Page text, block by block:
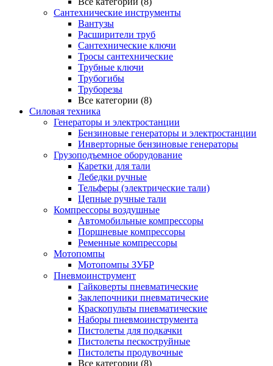
Сантехнические инструменты
Вантузы
Расширители труб
Сантехнические ключи
Тросы сантехнические
Трубные ключи
Трубогибы
Труборезы
Все категории (8)
Силовая техника
Генераторы и электростанции
Бензиновые генераторы и электростанции
Инверторные бензиновые генераторы
Грузоподъемное оборудование
Каретки для тали
Лебедки ручные
Тельферы (электрические тали)
Цепные ручные тали
Компрессоры воздушные
Автомобильные компрессоры
Поршневые компрессоры
Ременные компрессоры
Мотопомпы
Мотопомпы ЗУБР
Пневмоинструмент
Гайковерты пневматические
Заклепочники пневматические
Краскопульты пневматические
Наборы пневмоинструмента
Пистолеты для подкачки
Пистолеты пескоструйные
Пистолеты продувочные
Все категории (8)